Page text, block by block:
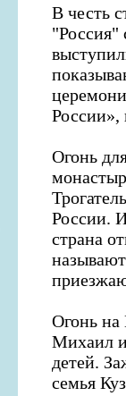
В честь
"Россия"
России»,
Огонь
России.
страна
Огонь на
Михаил и
детей.
семья